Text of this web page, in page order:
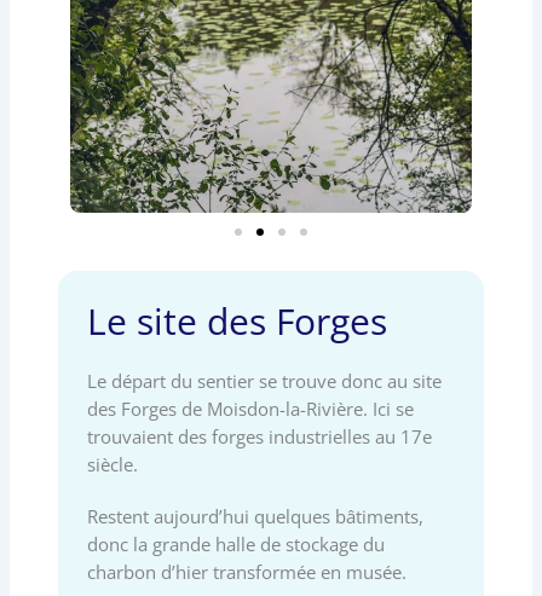
Le site des Forges
Le départ du sentier se trouve donc au site
des Forges de Moisdon-la-Rivière. Ici se
trouvaient des forges industrielles au 17e
siècle.
Restent aujourd’hui quelques bâtiments,
donc la grande halle de stockage du
charbon d’hier transformée en musée.